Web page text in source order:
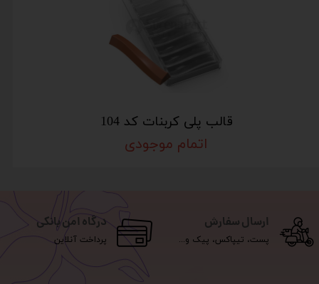
قالب پلی کربنات کد 104
اتمام موجودی
ارسال سفارش
پست، تیپاکس، پیک و...
درگاه امن بانکی
پرداخت آنلاین